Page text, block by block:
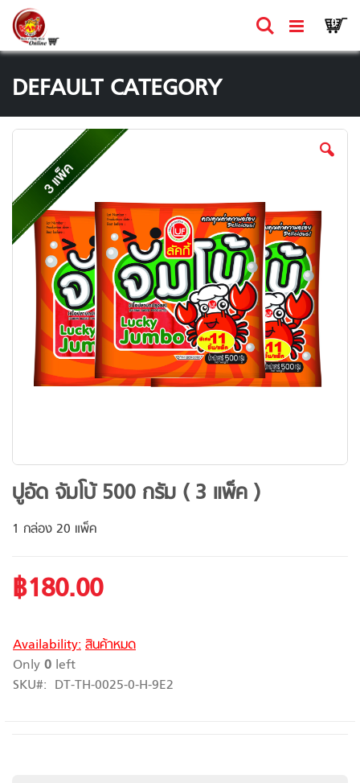
Skip
to
Content
0รายก
ค้นหา
DEFAULT CATEGORY
Skip
end
the
images
gallery
to
beginning
the
images
ปูอัด จัมโบ้ 500 กรัม ( 3 แพ็ค )
1 กล่อง 20 แพ็ค
฿180.00
Availability:สินค้าหมด
Only0 left
SKU
DT-TH-0025-0-H-9E2